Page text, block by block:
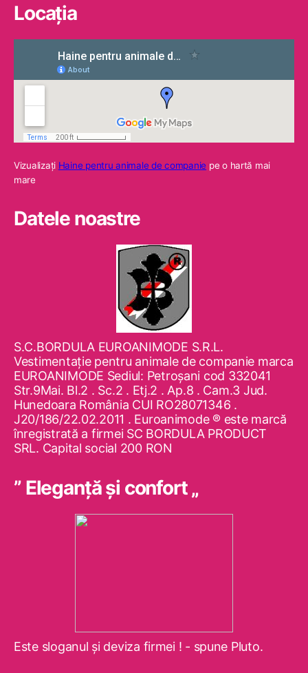
Locaţia
Vizualizaţi Haine pentru animale de companie pe o hartă mai
mare
Datele noastre
S.C.BORDULA EUROANIMODE S.R.L.
Vestimentaţie pentru animale de companie marca
EUROANIMODE Sediul: Petroşani cod 332041
Str.9Mai. Bl.2 . Sc.2 . Etj.2 . Ap.8 . Cam.3 Jud.
Hunedoara România CUI RO28071346 .
J20/186/22.02.2011 . Euroanimode ® este marcă
înregistrată a firmei SC BORDULA PRODUCT
SRL. Capital social 200 RON
” Eleganţă şi confort „
Este sloganul şi deviza firmei ! - spune Pluto.